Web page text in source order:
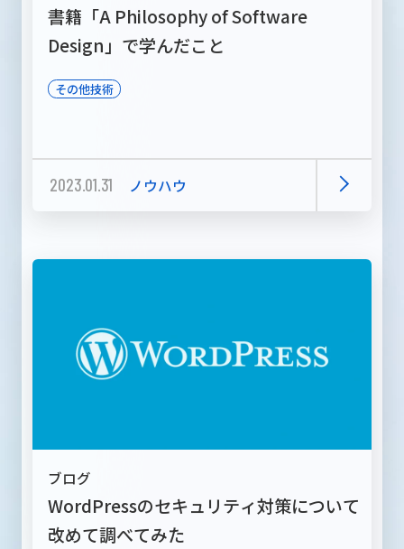
書籍「A Philosophy of Software
Design」で学んだこと
その他技術
2023.01.31 ノウハウ
ブログ
WordPressのセキュリティ対策について
改めて調べてみた